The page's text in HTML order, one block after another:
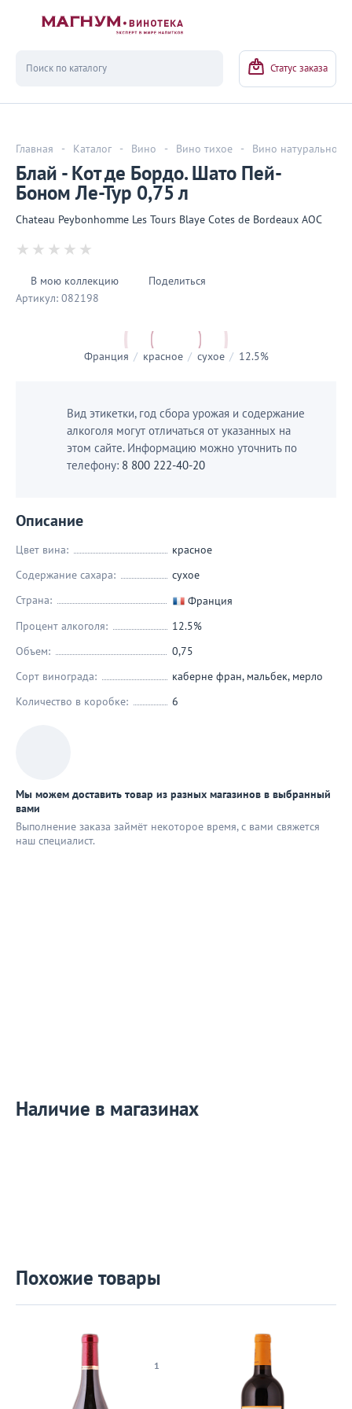
Статус заказа
Главная - Каталог - Вино - Вино тихое - Вино натуральное
Блай - Кот де Бордо. Шато Пей-
Боном Ле-Тур 0,75 л
Chateau Peybonhomme Les Tours Blaye Cotes de Bordeaux AOC
В мою коллекцию
Поделиться
Артикул: 082198
Франция / красное / сухое / 12.5%
Вид этикетки, год сбора урожая и содержание
алкоголя могут отличаться от указанных на
этом сайте. Информацию можно уточнить по
телефону: 8 800 222-40-20
Описание
Цвет вина:
красное
Содержание сахара:
сухое
Страна:
Франция
Процент алкоголя:
12.5%
Объем:
0,75
Сорт винограда:
каберне фран, мальбек, мерло
Количество в коробке:
6
Мы можем доставить товар из разных магазинов в выбранный
вами
Выполнение заказа займёт некоторое время, с вами свяжется
наш специaлист.
Наличие в магазинах
Похожие товары
1